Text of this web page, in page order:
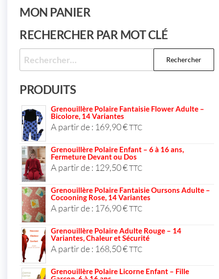
MON PANIER
RECHERCHER PAR MOT CLÉ
PRODUITS
Grenouillère Polaire Fantaisie Flower Adulte –
Bicolore, 14 Variantes
A partir de : 169,90€TTC
Grenouillère Polaire Enfant – 6 à 16 ans,
Fermeture Devant ou Dos
A partir de : 129,50€TTC
Grenouillère Polaire Fantaisie Oursons Adulte –
Cocooning Rose, 14 Variantes
A partir de : 176,90€TTC
Grenouillère Polaire Adulte Rouge – 14
Variantes, Chaleur et Sécurité
A partir de : 168,50€TTC
Grenouillère Polaire Licorne Enfant – Fille